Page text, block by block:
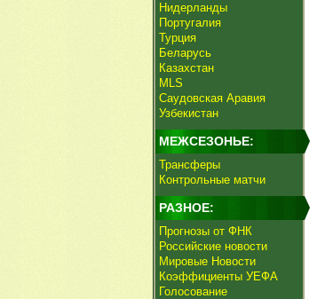
Нидерланды
Португалия
Турция
Беларусь
Казахстан
MLS
Саудовская Аравия
Узбекистан
МЕЖСЕЗОНЬЕ:
Трансферы
Контрольные матчи
РАЗНОЕ:
Прогнозы от ФНК
Российские новости
Мировые Новости
Коэффициенты УЕФА
Голосование